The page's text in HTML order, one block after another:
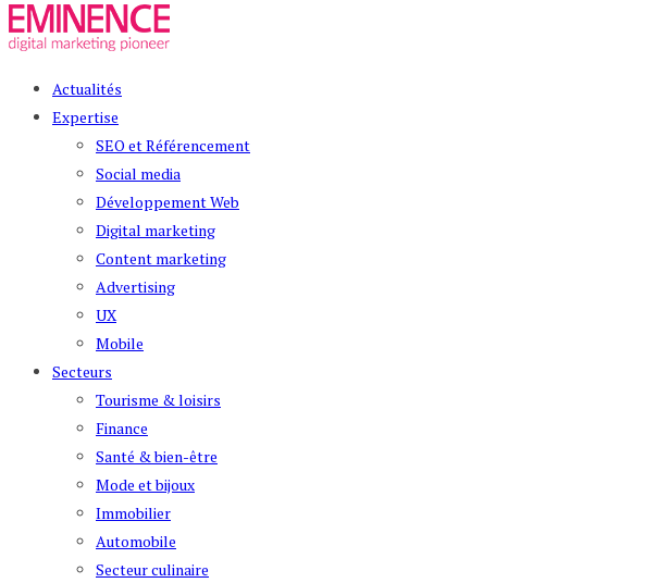
Actualités
Expertise
SEO et Référencement
Social media
Développement Web
Digital marketing
Content marketing
Advertising
UX
Mobile
Secteurs
Tourisme & loisirs
Finance
Santé & bien-être
Mode et bijoux
Immobilier
Automobile
Secteur culinaire